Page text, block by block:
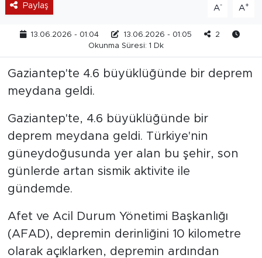
Paylaş A- A+
13.06.2026 - 01:04 13.06.2026 - 01:05
2
Okunma Süresi: 1 Dk
Gaziantep'te 4.6 büyüklüğünde bir deprem
meydana geldi.
Gaziantep'te, 4.6 büyüklüğünde bir
deprem meydana geldi. Türkiye'nin
güneydoğusunda yer alan bu şehir, son
günlerde artan sismik aktivite ile
gündemde.
Afet ve Acil Durum Yönetimi Başkanlığı
(AFAD), depremin derinliğini 10 kilometre
olarak açıklarken, depremin ardından